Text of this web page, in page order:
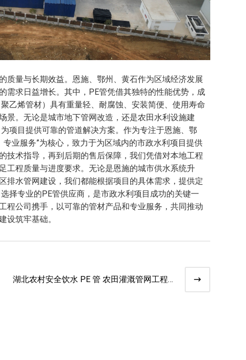
质量与长期效益。恩施、鄂州、黄石作为区域经济发展
需求日益增长。其中，PE管凭借其独特的性能优势，成
乙烯管材）具有重量轻、耐腐蚀、安装简便、使用寿命
景。无论是城市地下管网改造，还是农田水利设施建
项目提供可靠的管道解决方案。作为专注于恩施、鄂
业服务”为核心，致力于为区域内的市政水利项目提供
技术指导，再到后期的售后保障，我们凭借对本地工程
工程质量与进度要求。无论是恩施的城市供水系统升
排水管网建设，我们都能根据项目的具体需求，提供定
择专业的PE管供应商，是市政水利项目成功的关键一
程公司携手，以可靠的管材产品和专业服务，共同推动
设筑牢基础。
湖北农村安全饮水 PE 管 农田灌溉管网工程